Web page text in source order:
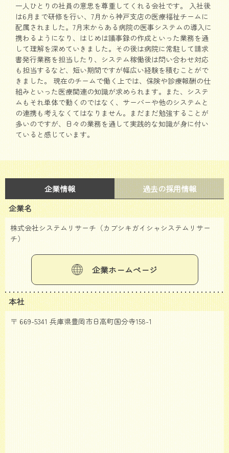
一人ひとりの社員の意思を尊重してくれる会社です。 入社後
は6月まで研修を行い、7月から神戸支店の医療福祉チームに
配属されました。7月末からある病院の医事システムの導入に
携わるようになり、はじめは議事録の作成といった業務を通
して理解を深めていきました。その後は病院に常駐して請求
書発行業務を担当したり、システム稼働後は問い合わせ対応
も担当するなど、短い期間ですが幅広い経験を積むことがで
きました。 現在のチームで働く上では、保険や診療報酬の仕
組みといった医療関連の知識が求められます。また、システ
ムもそれ単体で動くのではなく、サーバーや他のシステムと
の連携も考えなくてはなりません。まだまだ勉強することが
多いのですが、日々の業務を通して実践的な知識が身に付い
ていると感じています。
企業情報
過去の採用情報
企業名
株式会社システムリサーチ（カブシキガイシャシステムリサー
チ）
企業ホームページ
本社
〒 669-5341 兵庫県豊岡市日高町国分寺158-1